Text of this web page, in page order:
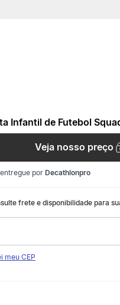
Infantil de Futebol
Veja nosso preço
porDecathlonpro
meu CEP